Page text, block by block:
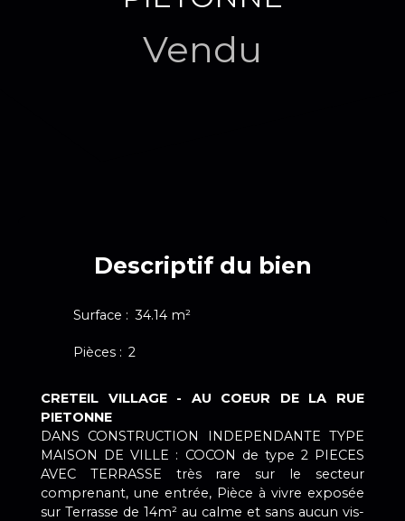
Vendu
Descriptif du bien
Surface : 34.14 m²
Pièces : 2
CRETEIL VILLAGE - AU COEUR DE LA RUE
PIETONNE
DANS CONSTRUCTION INDEPENDANTE TYPE
MAISON DE VILLE : COCON de type 2 PIECES
AVEC TERRASSE très rare sur le secteur
comprenant, une entrée, Pièce à vivre exposée
sur Terrasse de 14m² au calme et sans aucun vis-